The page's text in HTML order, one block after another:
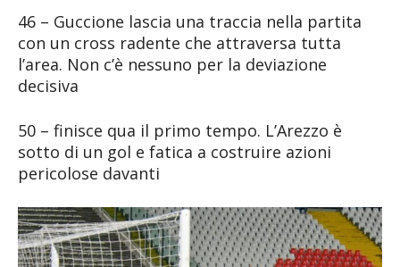
46 – Guccione lascia una traccia nella partita
con un cross radente che attraversa tutta
l’area. Non c’è nessuno per la deviazione
decisiva
50 – finisce qua il primo tempo. L’Arezzo è
sotto di un gol e fatica a costruire azioni
pericolose davanti